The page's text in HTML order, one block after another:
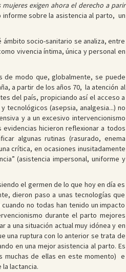
exigen ahora el derecho a parir
informe sobre la asistencia al parto, un
socio-sanitario se analiza, entre
vivencia íntima, única y personal en
de modo que, globalmente, se puede
a partir de los años 70, la atención al
del país, propiciando así el acceso a
tecnológicos (asepsia, analgesia...) no
y a un excesivo intervencionismo
hicieron reflexionar a todos
algunas rutinas (rasurado, enema
crítica, en ocasiones inusitadamente
(asistencia impersonal, uniforme y
el germen de lo que hoy en día es
dieron paso a unas tecnologías que
no todas han tenido un impacto
durante el parto mejores
a una situación actual muy idónea y en
una ruptura con lo anterior se trata de
en una mejor asistencia al parto. Es
muchas de ellas en este momento) e
lactancia.